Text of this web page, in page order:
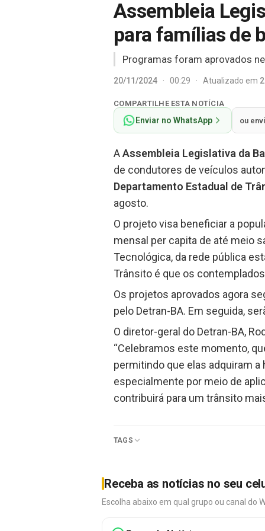
Assembleia
para famílias de
Programas foram aprovados
20/11/2024 · 00:29 · Atualizado em
COMPARTILHE ESTA NOTÍCIA
Enviar no WhatsApp ou
AAssembleia Legislativa da
de condutores de veículos
Departamento Estadual de
agosto.
O projeto visa beneficiar a
mensal per capita de até meio
Tecnológica, da rede pública
Trânsito é que os
Os projetos aprovados agora
pelo Detran-BA. Em seguida,
O diretor-geral do Detran-BA,
“Celebramos este momento,
permitindo que elas adquiram
especialmente por meio de
contribuirá para um trânsito
TAGS
Receba as notícias no seu
Escolha abaixo em qual grupo ou canal do